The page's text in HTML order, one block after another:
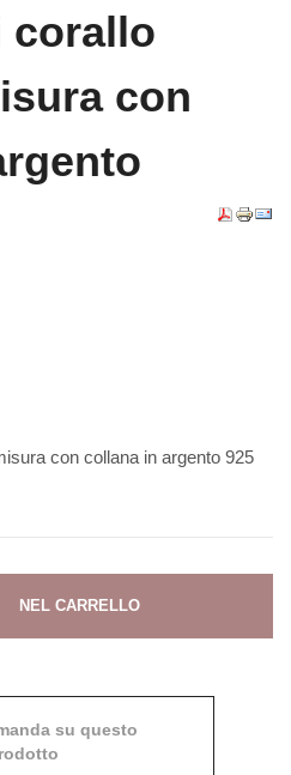
corallo
con
con collana in argento 925
su questo